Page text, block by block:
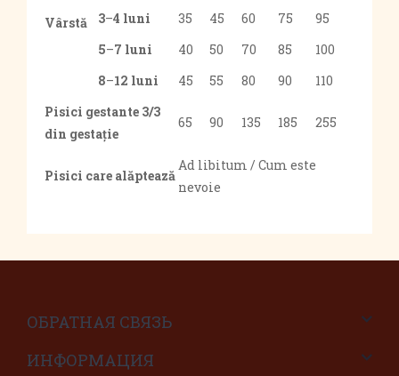
Vârstă 3–4 luni 35 45 60 75
95
5–7 luni 40 50 70 85
100
8–12 luni 45 55 80 90
110
Pisici gestante 3/3
din gestație
65 90 135 185 255
Pisici care alăptează
Ad libitum / Cum este
nevoie
ОБРАТНАЯ СВЯЗЬ
ИНФОРМАЦИЯ